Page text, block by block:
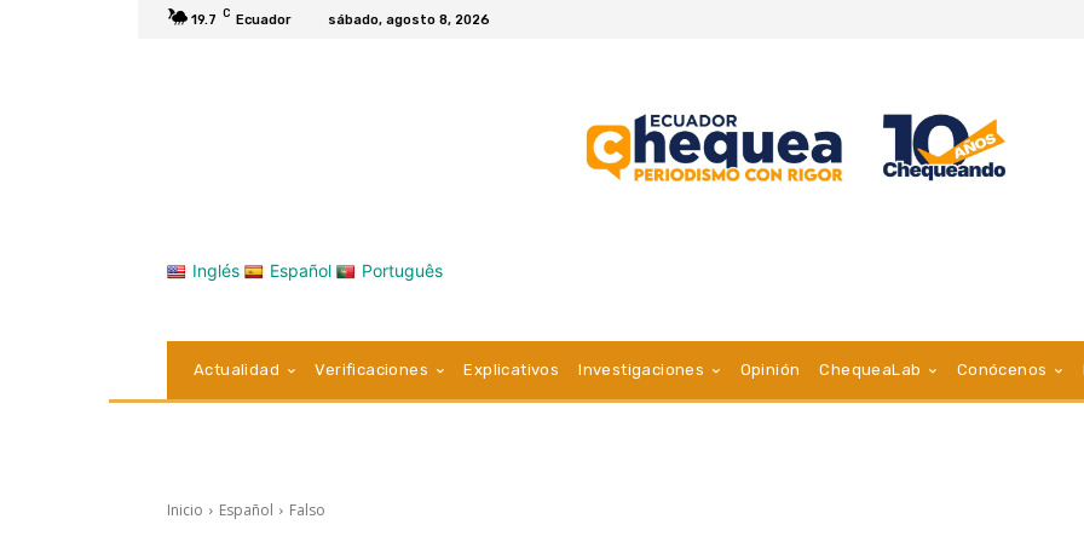
19.7 C Ecuador sábado, agosto 8, 2026
Inglés Español Português
Actualidad Verificaciones Explicativos Investigaciones Opinión ChequeaLab Conócenos
Inicio Español Falso